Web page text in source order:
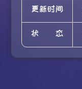
更新时间
状态